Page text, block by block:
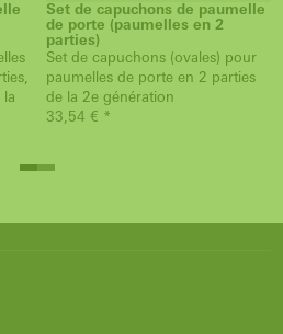
la
Set de capuchons de paumelle
de porte (paumelles en 2
parties)
Set de capuchons (ovales) pour
paumelles de porte en 2 parties
de la 2e génération
33,54 € *